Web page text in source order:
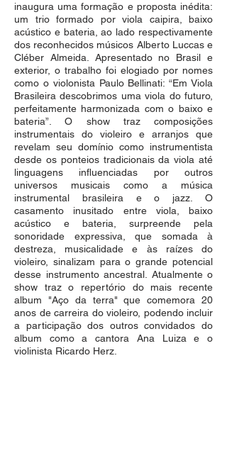
inaugura uma formação e proposta inédita:
um trio formado por viola caipira, baixo
acústico e bateria, ao lado respectivamente
dos reconhecidos músicos Alberto Luccas e
Cléber Almeida. Apresentado no Brasil e
exterior, o trabalho foi elogiado por nomes
como o violonista Paulo Bellinati: “Em Viola
Brasileira descobrimos uma viola do futuro,
perfeitamente harmonizada com o baixo e
bateria”. O show traz composições
instrumentais do violeiro e arranjos que
revelam seu domínio como instrumentista
desde os ponteios tradicionais da viola até
linguagens influenciadas por outros
universos musicais como a música
instrumental brasileira e o jazz. O
casamento inusitado entre viola, baixo
acústico e bateria, surpreende pela
sonoridade expressiva, que somada à
destreza, musicalidade e às raízes do
violeiro, sinalizam para o grande potencial
desse instrumento ancestral. Atualmente o
show traz o repertório do mais recente
album "Aço da terra" que comemora 20
anos de carreira do violeiro, podendo incluir
a participação dos outros convidados do
album como a cantora Ana Luiza e o
violinista Ricardo Herz.